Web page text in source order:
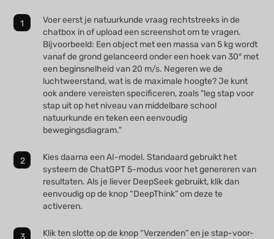
Voer eerst je natuurkunde vraag rechtstreeks in de
chatbox in of upload een screenshot om te vragen.
Bijvoorbeeld: Een object met een massa van 5 kg wordt
vanaf de grond gelanceerd onder een hoek van 30° met
een beginsnelheid van 20 m/s. Negeren we de
luchtweerstand, wat is de maximale hoogte? Je kunt
ook andere vereisten specificeren, zoals "leg stap voor
stap uit op het niveau van middelbare school
natuurkunde en teken een eenvoudig
bewegingsdiagram."
Kies daarna een AI-model. Standaard gebruikt het
systeem de ChatGPT 5-modus voor het genereren van
resultaten. Als je liever DeepSeek gebruikt, klik dan
eenvoudig op de knop “DeepThink” om deze te
activeren.
Klik ten slotte op de knop “Verzenden” en je stap-voor-